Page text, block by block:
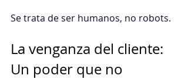
Se trata de ser humanos, no robots.
La venganza del cliente:
Un poder que no